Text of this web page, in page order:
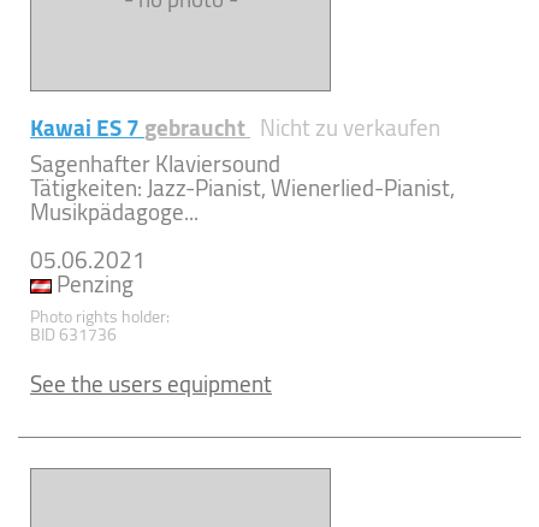
Kawai ES 7gebraucht Nicht zu verkaufen
Sagenhafter Klaviersound
Tätigkeiten: Jazz-Pianist, Wienerlied-Pianist,
Musikpädagoge...
05.06.2021
Penzing
Photo rights holder:
BID 631736
See the users equipment